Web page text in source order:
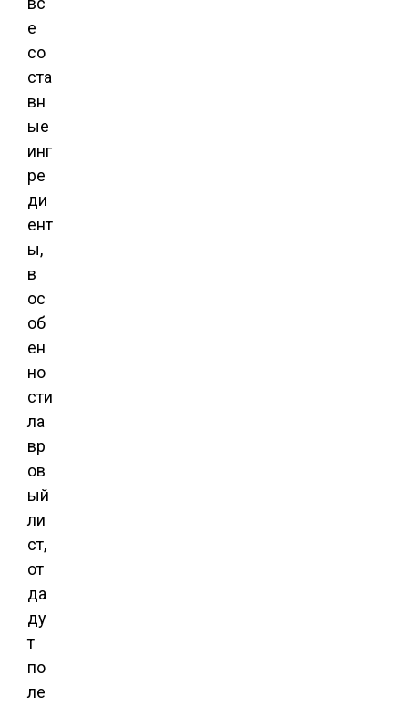
е
со
ста
вн
ые
инг
ре
ди
ент
ы,
в
ос
об
ен
но
сти
ла
вр
ов
ый
ли
ст,
от
да
ду
т
по
ле